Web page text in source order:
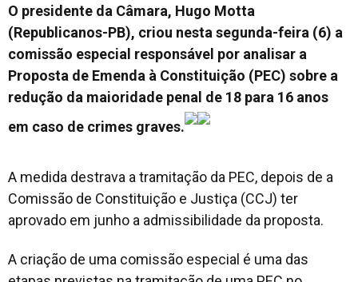
O presidente da Câmara, Hugo Motta
(Republicanos-PB), criou nesta segunda-feira (6) a
comissão especial responsável por analisar a
Proposta de Emenda à Constituição (PEC) sobre a
redução da maioridade penal de 18 para 16 anos
em caso de crimes graves.
A medida destrava a tramitação da PEC, depois de a
Comissão de Constituição e Justiça (CCJ) ter
aprovado em junho a admissibilidade da proposta.
A criação de uma comissão especial é uma das